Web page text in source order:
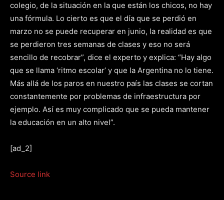
colegio, de la situación en la que están los chicos, no hay
una fórmula. Lo cierto es que el día que se perdió en
marzo no se puede recuperar en junio, la realidad es que
se perdieron tres semanas de clases y eso no será
sencillo de recobrar”, dice el experto y explica: “Hay algo
que se llama ‘ritmo escolar’ y que la Argentina no lo tiene.
Más allá de los paros en nuestro país las clases se cortan
constantemente por problemas de infraestructura por
ejemplo. Así es muy complicado que se pueda mantener
la educación en un alto nivel”.
[ad_2]
Source link